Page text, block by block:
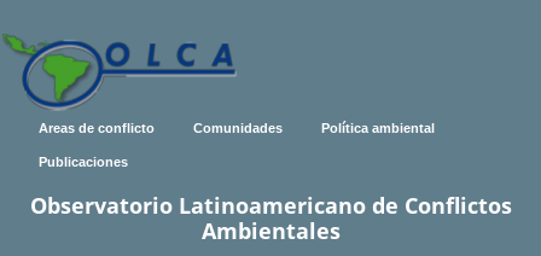
Areas de conflicto Comunidades Política ambiental
Publicaciones
Observatorio Latinoamericano de Conflictos
Ambientales